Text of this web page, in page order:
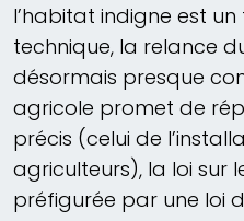
l’habitat indigne est
technique, la relance
désormais presque
agricole promet de
précis (celui de
agriculteurs), la loi sur
préfigurée par une loi